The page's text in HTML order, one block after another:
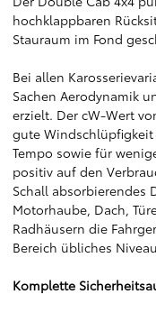
hochklappbaren
Stauraum im Fond
Bei allen
Sachen Aerodynamik
erzielt. Der cW-Wert
gute
Tempo sowie für
positiv auf den
Schall absorbierendes
Motorhaube, Dach,
Radhäusern die
Bereich übliches
Komplette